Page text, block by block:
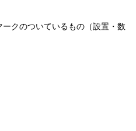
クのついているもの（設置・数